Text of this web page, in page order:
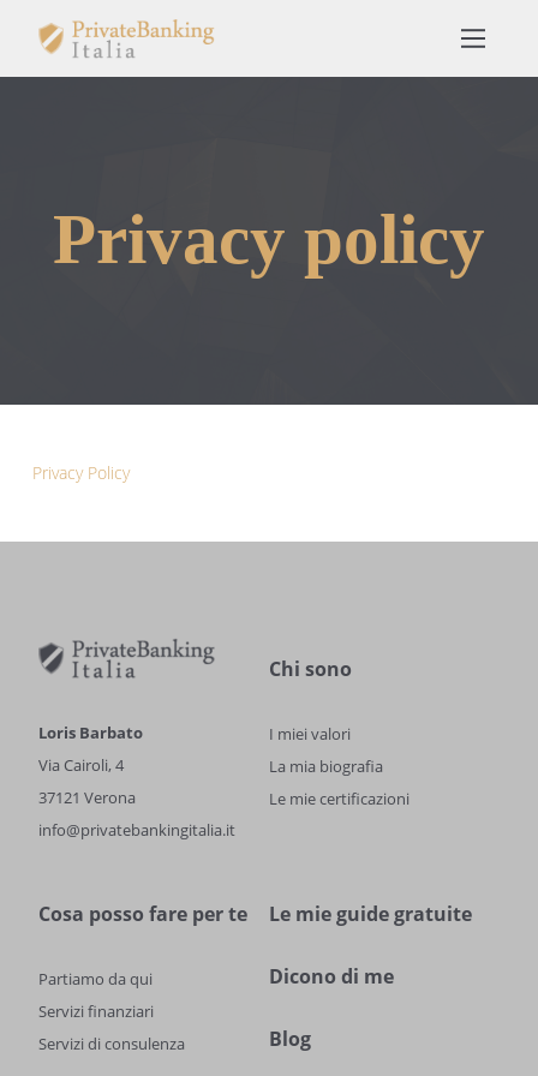
Privacy policy
Privacy Policy
Loris Barbato
Via Cairoli, 4
37121 Verona
info@privatebankingitalia.it
Chi sono
I miei valori
La mia biografia
Le mie certificazioni
Cosa posso fare per te
Partiamo da qui
Servizi finanziari
Servizi di consulenza
Le mie guide gratuite
Dicono di me
Blog